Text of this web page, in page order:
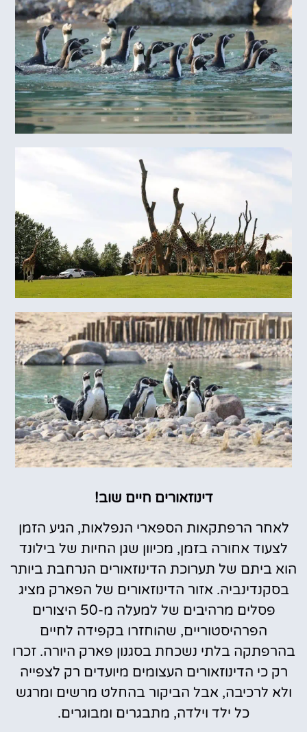
דינוזאורים חיים שוב!
לאחר הרפתקאות הספארי הנפלאות, הגיע הזמן
לצעוד אחורה בזמן, מכיוון שגן החיות של בילונד
הוא ביתם של תערוכת הדינוזאורים הנרחבת ביותר
בסקנדינביה. אזור הדינוזאורים של הפארק מציג
פסלים מרהיבים של למעלה מ-50 היצורים
הפרהיסטוריים, שהוחזרו בקפידה לחיים
בהרפתקה בלתי נשכחת בסגנון פארק היורה. זכרו
רק כי הדינוזאורים העצומים מיועדים רק לצפייה
ולא לרכיבה, אבל הביקור בהחלט מרשים ומרגש
כל ילד וילדה, מתבגרים ומבוגרים.